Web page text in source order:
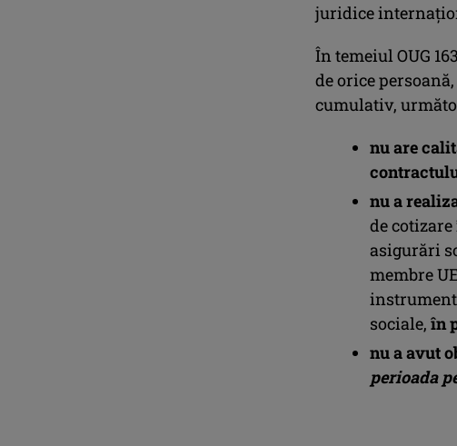
juridice
În temeiul OUG
de orice
cumulativ,
nu are
nu a
de
asigurări
membre
sociale, în
nu a avut
perioada